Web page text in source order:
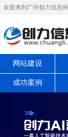
欢迎来到广州创力信息
网站建设
成功案例